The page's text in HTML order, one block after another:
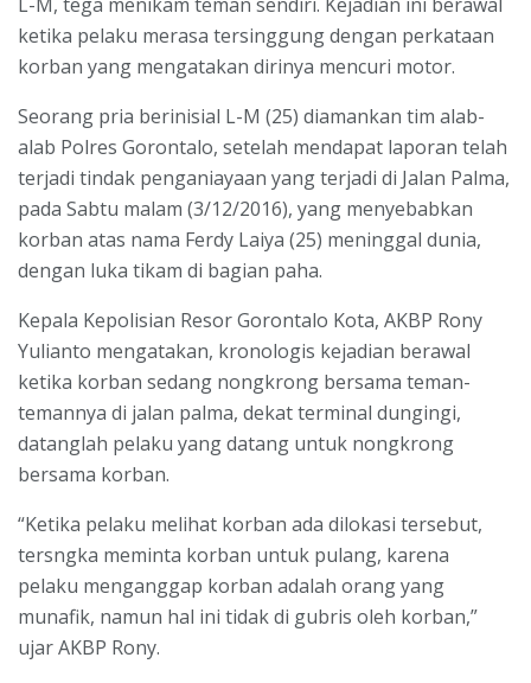
ketika pelaku merasa tersinggung dengan perkataan
korban yang mengatakan dirinya mencuri motor.
Seorang pria berinisial L-M (25) diamankan tim alab-
alab Polres Gorontalo, setelah mendapat laporan telah
terjadi tindak penganiayaan yang terjadi di Jalan Palma,
pada Sabtu malam (3/12/2016), yang menyebabkan
korban atas nama Ferdy Laiya (25) meninggal dunia,
dengan luka tikam di bagian paha.
Kepala Kepolisian Resor Gorontalo Kota, AKBP Rony
Yulianto mengatakan, kronologis kejadian berawal
ketika korban sedang nongkrong bersama teman-
temannya di jalan palma, dekat terminal dungingi,
datanglah pelaku yang datang untuk nongkrong
bersama korban.
“Ketika pelaku melihat korban ada dilokasi tersebut,
tersngka meminta korban untuk pulang, karena
pelaku menganggap korban adalah orang yang
munafik, namun hal ini tidak di gubris oleh korban,”
ujar AKBP Rony.